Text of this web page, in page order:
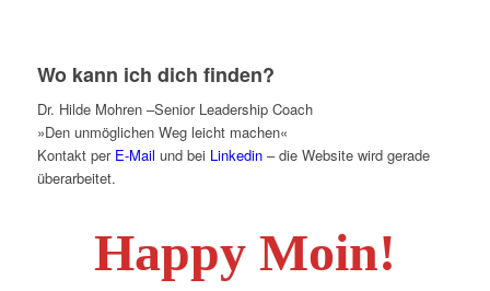
Wo kann ich dich finden?
Dr. Hilde Mohren –Senior Leadership Coach
»Den unmöglichen Weg leicht machen«
Kontakt per E-Mail und bei Linkedin– die Website wird gerade
überarbeitet.
Happy Moin!